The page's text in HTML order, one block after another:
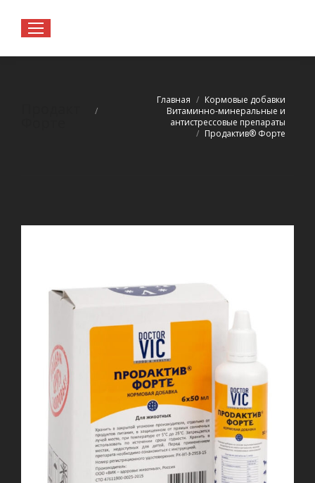
Продактив® Главная
Кормовые добавки
Витаминно-минеральные и
антистрессовые препараты
Продактив® Форте